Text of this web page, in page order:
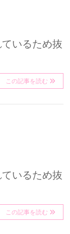
いるため抜
この記事を読む
いるため抜
この記事を読む